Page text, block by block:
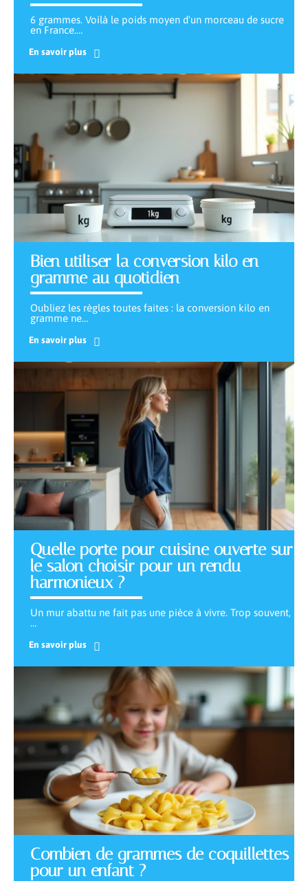
6 grammes. Voilà le poids moyen d'un morceau de sucre
en France.…
En savoir plus
Bien utiliser la conversion kilo en
gramme au quotidien
Oubliez les règles toutes faites : la conversion kilo en
gramme ne…
En savoir plus
Quelle porte pour cuisine ouverte sur
le salon choisir pour un rendu
harmonieux ?
Un mur abattu ne fait pas une pièce à vivre. Trop souvent,
…
En savoir plus
Combien de grammes de coquillettes
pour un enfant ?